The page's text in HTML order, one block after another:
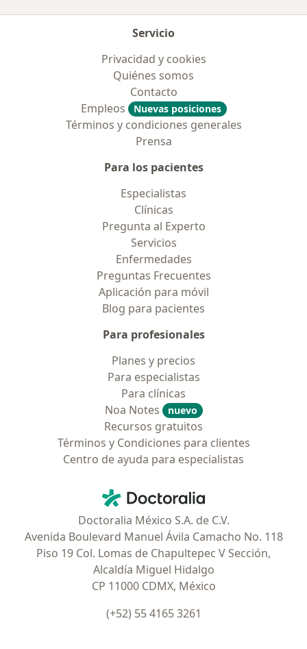
Servicio
Privacidad y cookies
Quiénes somos
Contacto
Empleos
Nuevas posiciones
Términos y condiciones generales
Prensa
Para los pacientes
Especialistas
Clínicas
Pregunta al Experto
Servicios
Enfermedades
Preguntas Frecuentes
Aplicación para móvil
Blog para pacientes
Para profesionales
Planes y precios
Para especialistas
Para clínicas
Noa Notes
nuevo
Recursos gratuitos
Términos y Condiciones para clientes
Centro de ayuda para especialistas
Doctoralia - Página de inicio
Doctoralia México S.A. de C.V.
Avenida Boulevard Manuel Ávila Camacho No. 118
Piso 19 Col. Lomas de Chapultepec V Sección,
Alcaldía Miguel Hidalgo
CP 11000 CDMX, México
(+52) 55 4165 3261